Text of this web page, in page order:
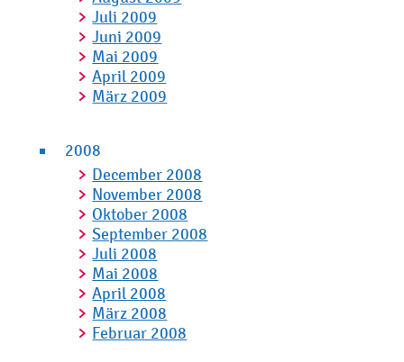
Juli 2009
Juni 2009
Mai 2009
April 2009
März 2009
2008
December 2008
November 2008
Oktober 2008
September 2008
Juli 2008
Mai 2008
April 2008
März 2008
Februar 2008